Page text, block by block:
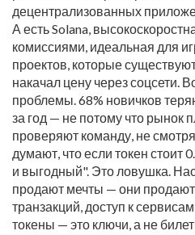
децентрализованных
А естьSolana,
комиссиями, идеальная для
проектов, которые
накачал цену через соцсети.
проблемы. 68% новичков
за год — не потому что рынок
проверяют команду, не
думают, что если токен стоит
и выгодный". Это ловушка.
продают мечты — они
транзакций, доступ к
токены — это ключи, а не